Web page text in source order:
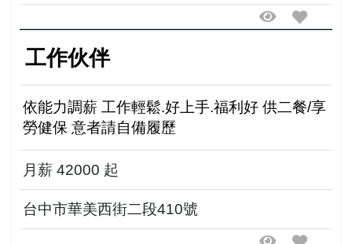
工作伙伴
依能力調薪 工作輕鬆.好上手.福利好 供二餐/享
勞健保 意者請自備履歷
月薪 42000 起
台中市華美西街二段410號